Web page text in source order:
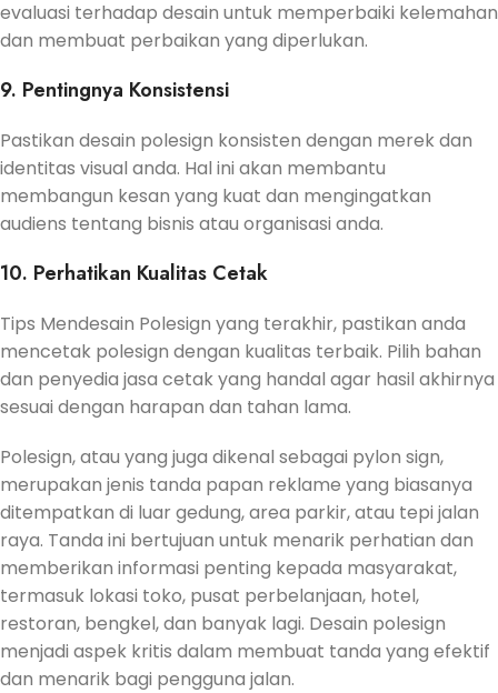
evaluasi terhadap desain untuk memperbaiki kelemahan
dan membuat perbaikan yang diperlukan.
9. Pentingnya Konsistensi
Pastikan desain polesign konsisten dengan merek dan
identitas visual anda. Hal ini akan membantu
membangun kesan yang kuat dan mengingatkan
audiens tentang bisnis atau organisasi anda.
10. Perhatikan Kualitas Cetak
Tips Mendesain Polesign yang terakhir, pastikan anda
mencetak polesign dengan kualitas terbaik. Pilih bahan
dan penyedia jasa cetak yang handal agar hasil akhirnya
sesuai dengan harapan dan tahan lama.
Polesign, atau yang juga dikenal sebagai pylon sign,
merupakan jenis tanda papan reklame yang biasanya
ditempatkan di luar gedung, area parkir, atau tepi jalan
raya. Tanda ini bertujuan untuk menarik perhatian dan
memberikan informasi penting kepada masyarakat,
termasuk lokasi toko, pusat perbelanjaan, hotel,
restoran, bengkel, dan banyak lagi. Desain polesign
menjadi aspek kritis dalam membuat tanda yang efektif
dan menarik bagi pengguna jalan.